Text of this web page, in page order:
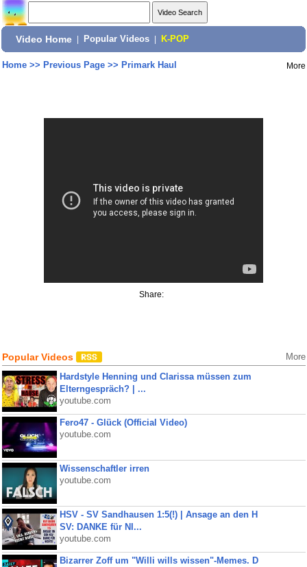
Video Home Popular Videos K-POP
Home>> Previous Page>> Primark Haul More
Share:
Popular Videos More
Hardstyle Henning und Clarissa müssen zum
Elterngespräch? | ...
youtube.com
Fero47 - Glück (Official Video)
youtube.com
Wissenschaftler irren
youtube.com
HSV - SV Sandhausen 1:5(!) | Ansage an den H
SV: DANKE für NI...
youtube.com
Bizarrer Zoff um "Willi wills wissen"-Memes. D